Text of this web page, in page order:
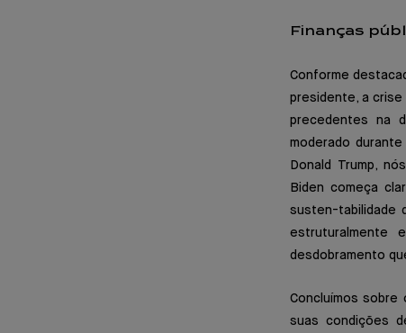
Finanças
Conforme
presidente, a crise
precedentes na
moderado
Donald Trump,
Biden começa
susten-tabilidade
estruturalmente
desdobramento
Concluímos sobre
suas condições